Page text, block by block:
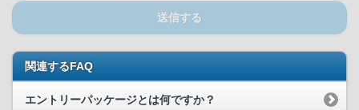
送信する
関連するFAQ
エントリーパッケージとは何ですか？